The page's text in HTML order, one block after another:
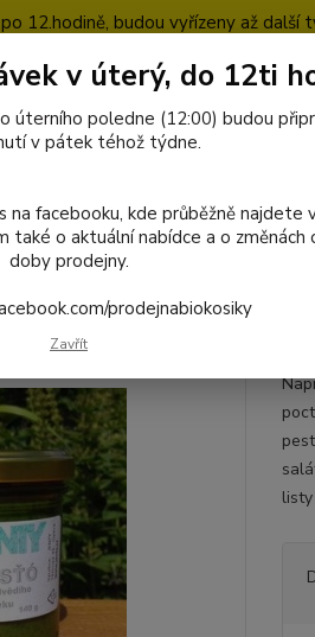
12.hodině, budou vyřízeny až další
Hledat
potraviny 024 Jenty
česnekových
v úterý, do 12ti
úterního poledne (12:00) budou
v pátek téhož týdne.
facebooku, kde průběžně najdete
také o aktuální nabídce a o změnách
doby prodejny.
prodejnabiokosiky
Zavřít